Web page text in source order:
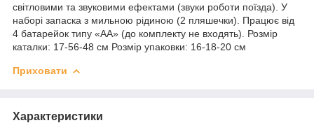
світловими та звуковими ефектами (звуки роботи поїзда). У
наборі запаска з мильною рідиною (2 пляшечки). Працює від
4 батарейок типу «АА» (до комплекту не входять). Розмір
каталки: 17-56-48 см Розмір упаковки: 16-18-20 см
Приховати
Характеристики